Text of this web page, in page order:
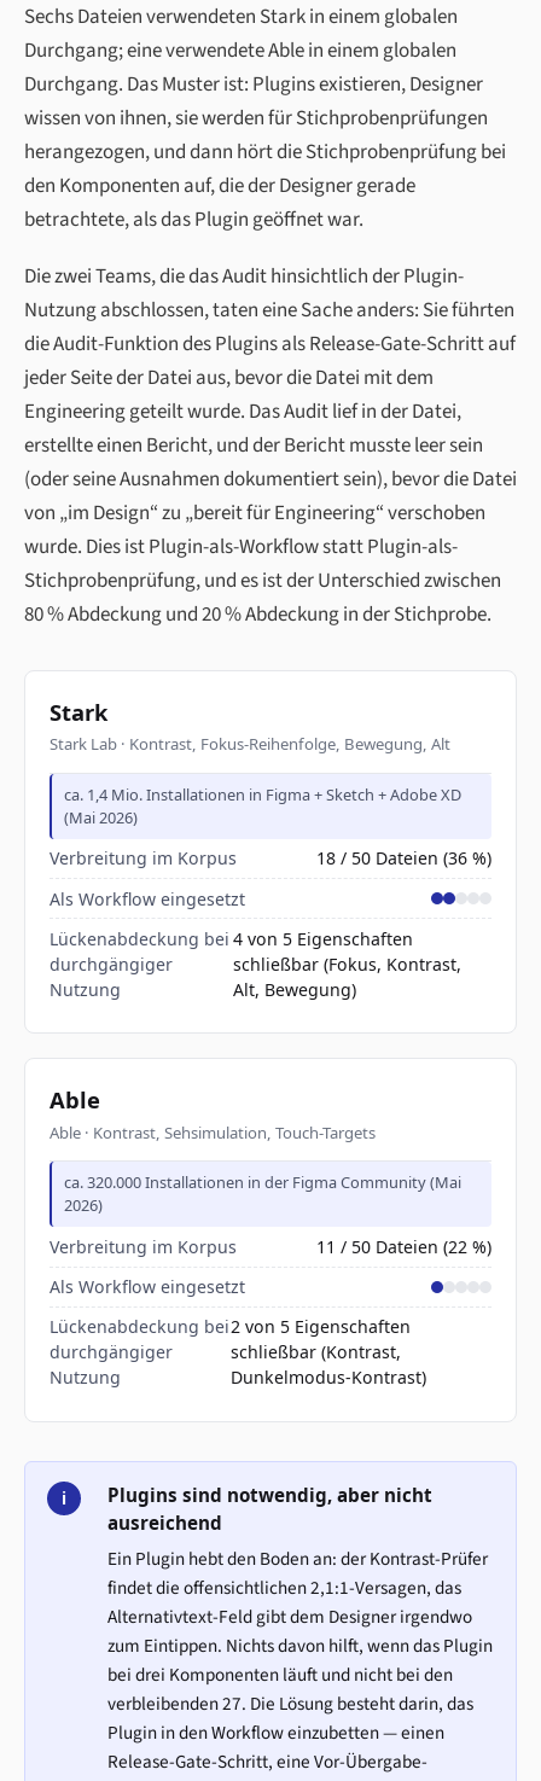
Sechs Dateien verwendeten Stark in einem globalen
Durchgang; eine verwendete Able in einem globalen
Durchgang. Das Muster ist: Plugins existieren, Designer
wissen von ihnen, sie werden für Stichprobenprüfungen
herangezogen, und dann hört die Stichprobenprüfung bei
den Komponenten auf, die der Designer gerade
betrachtete, als das Plugin geöffnet war.
Die zwei Teams, die das Audit hinsichtlich der Plugin-
Nutzung abschlossen, taten eine Sache anders: Sie führten
die Audit-Funktion des Plugins als Release-Gate-Schritt auf
jeder Seite der Datei aus, bevor die Datei mit dem
Engineering geteilt wurde. Das Audit lief in der Datei,
erstellte einen Bericht, und der Bericht musste leer sein
(oder seine Ausnahmen dokumentiert sein), bevor die Datei
von „im Design“ zu „bereit für Engineering“ verschoben
wurde. Dies ist Plugin-als-Workflow statt Plugin-als-
Stichprobenprüfung, und es ist der Unterschied zwischen
80 % Abdeckung und 20 % Abdeckung in der Stichprobe.
Stark
Stark Lab · Kontrast, Fokus-Reihenfolge, Bewegung, Alt
ca. 1,4 Mio. Installationen in Figma + Sketch + Adobe XD
(Mai 2026)
Verbreitung im Korpus
18 / 50 Dateien (36 %)
Als Workflow eingesetzt
Lückenabdeckung bei
durchgängiger
Nutzung
4 von 5 Eigenschaften
schließbar (Fokus, Kontrast,
Alt, Bewegung)
Able
Able · Kontrast, Sehsimulation, Touch-Targets
ca. 320.000 Installationen in der Figma Community (Mai
2026)
Verbreitung im Korpus
11 / 50 Dateien (22 %)
Als Workflow eingesetzt
Lückenabdeckung bei
durchgängiger
Nutzung
2 von 5 Eigenschaften
schließbar (Kontrast,
Dunkelmodus-Kontrast)
i
Plugins sind notwendig, aber nicht
ausreichend
Ein Plugin hebt den Boden an: der Kontrast-Prüfer
findet die offensichtlichen 2,1:1-Versagen, das
Alternativtext-Feld gibt dem Designer irgendwo
zum Eintippen. Nichts davon hilft, wenn das Plugin
bei drei Komponenten läuft und nicht bei den
verbleibenden 27. Die Lösung besteht darin, das
Plugin in den Workflow einzubetten — einen
Release-Gate-Schritt, eine Vor-Übergabe-